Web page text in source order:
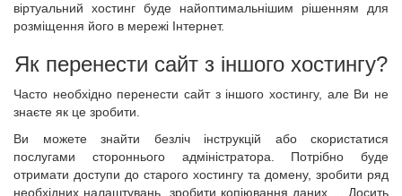
віртуальний хостинг буде найоптимальнішим рішенням для
розміщення його в мережі Інтернет.
Як перенести сайт з іншого хостингу?
Часто необхідно перенести сайт з іншого хостингу, але Ви не
знаєте як це зробити.
Ви можете знайти безліч інструкцій або скористатися
послугами стороннього адміністратора. Потрібно буде
отримати доступи до старого хостингу та домену, зробити ряд
необхідних налаштувань, зробити копіювання даних ... Досить